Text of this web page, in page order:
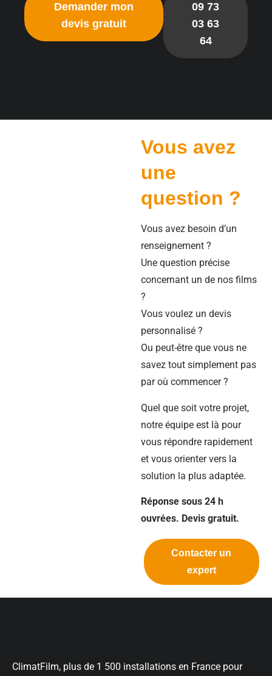
Demander mon
devis gratuit
09 73
03 63
64
Vous avez
une
question ?
Vous avez besoin d’un
renseignement ?
Une question précise
concernant un de nos films
?
Vous voulez un devis
personnalisé ?
Ou peut-être que vous ne
savez tout simplement pas
par où commencer ?
Quel que soit votre projet,
notre équipe est là pour
vous répondre rapidement
et vous orienter vers la
solution la plus adaptée.
Réponse sous 24 h
ouvrées. Devis gratuit.
Contacter un
expert
ClimatFilm, plus de 1 500 installations en France pour